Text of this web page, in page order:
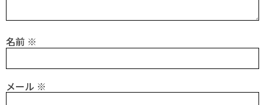
名前 ※
メール ※